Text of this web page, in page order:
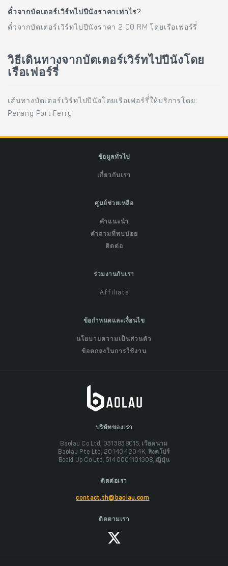
ตั๋วจากบัตเตอร์เวิร์ทไปปีนังราคาเท่าไร?
ตั๋วจากบัตเตอร์เวิร์ทไปปีนังราคา 2.00 RM โดยเรือเฟอร์รี่่
วิธีเดินทางจากบัตเตอร์เวิร์ทไปปีนังโดย
เรือเฟอร์รี่่
เส้นทางบัตเตอร์เวิร์ทไปปีนังโดยเรือเฟอร์รี่่ให้บริการโดย:
Penang Port Ferry
ข้อมูลทั่วไป
เกี่ยวกับเรา
ศูนย์ช่วยเหลือ
คำแนะนำ
คำถามที่พบบ่อย
ติดต่อ
ร่วมงานกับเรา
Affiliate
ข้อกำหนดและเงื่อนไข
นโยบายความเป็นส่วนตัว
ข้อตกลงในการใช้งาน
บริษัทของเรา
Baolau Co Ltd, 0313838015, เวียดนาม
Baolau Pte Ltd, 201434204K, สิงคโปร์
Boeki Up Co Ltd, 5140001101308, ญี่ปุ่น
ติดต่อเรา
contact.th@baolau.com
ติดตามเรา